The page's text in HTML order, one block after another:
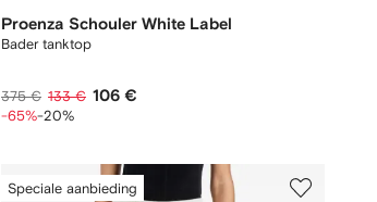
Proenza Schouler White Label
Bader tanktop
375 € 133 € 106 €
-65%-20%
Speciale aanbieding